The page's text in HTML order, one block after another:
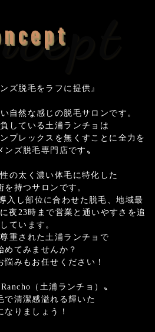
ズ脱毛をラフに提供』
自然な感じの脱毛サロンです。
している土浦ランチョは
プレックスを無くすことに全力を
ンズ脱毛専門店です〟
の太く濃い体毛に特化した
を持つサロンです。
入し部位に合わせた脱毛、地域最
夜23時まで営業と通いやすさを追
ています。
重された土浦ランチョで
めてみませんか？
悩みもお任せください！
（土浦ランチョ）〟
で清潔感溢れる輝いた
なりましょう！